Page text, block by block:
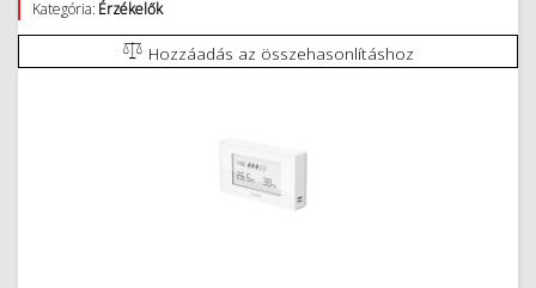
Kategória: Érzékelők
Hozzáadás az összehasonlításhoz